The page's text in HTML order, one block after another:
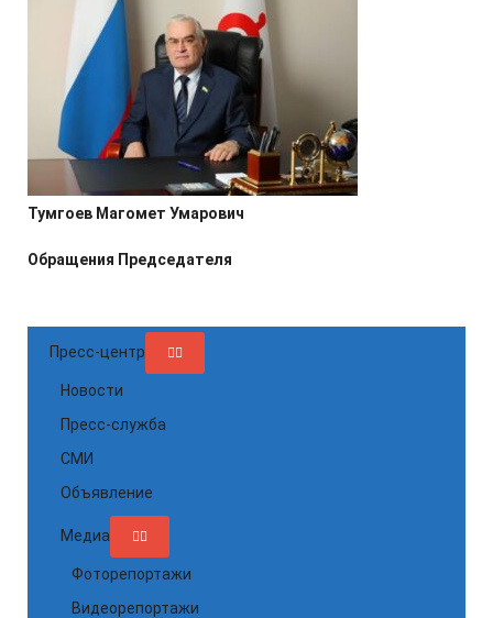
Тумгоев Магомет Умарович
Обращения Председателя
Пресс-центр
Новости
Пресс-служба
СМИ
Объявление
Медиа
Фоторепортажи
Видеорепортажи